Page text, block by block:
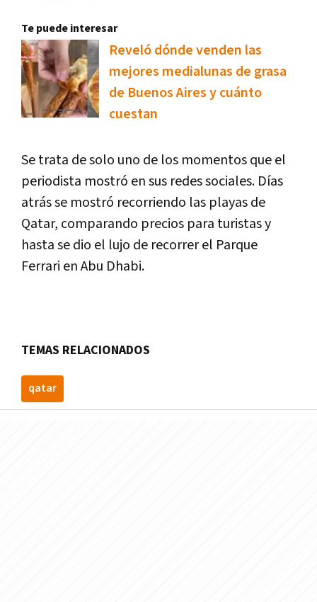
Te puede interesar
Reveló dónde venden las
mejores medialunas de grasa
de Buenos Aires y cuánto
cuestan
Se trata de solo uno de los momentos que el
periodista mostró en sus redes sociales. Días
atrás se mostró recorriendo las playas de
Qatar, comparando precios para turistas y
hasta se dio el lujo de recorrer el Parque
Ferrari en Abu Dhabi.
TEMAS RELACIONADOS
qatar